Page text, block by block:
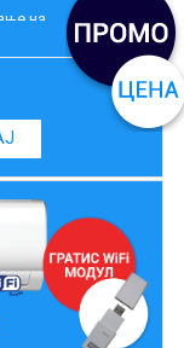
на
гасот за
вентил на
12 Fan Speed,
дигитален